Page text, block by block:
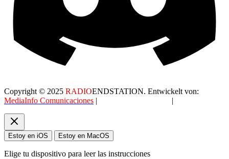
Copyright © 2025 RADIOENDSTATION. Entwickelt von:
MediaInfo Comunicaciones
Estoy en iOS Estoy en MacOS
Elige tu dispositivo para leer las instrucciones